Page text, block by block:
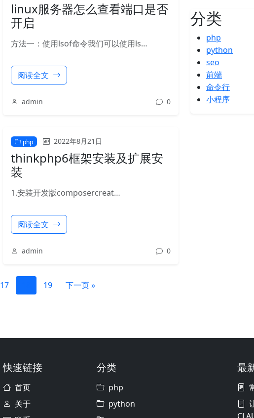
linux服务器怎么查看端口是否
开启
方法一：使用lsof命令我们可以使用ls…
阅读全文
admin 0
php 2022年8月21日
thinkphp6框架安装及扩展安
装
1.安装开发版composercreat…
阅读全文
admin 0
17 19 下一页 »
分类
php
python
seo
前端
命令行
小程序
快速链接
首页
关于
分类
php
python
最